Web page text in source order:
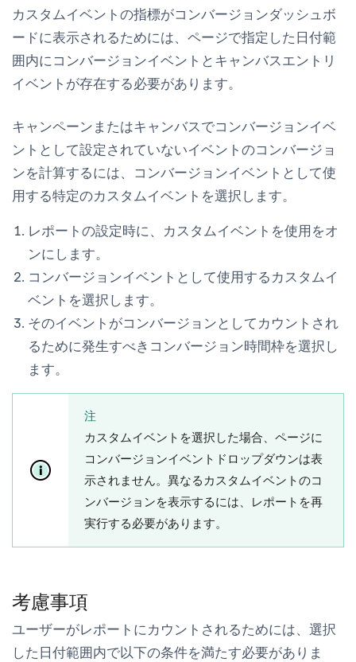
カスタムイベントの指標がコンバージョンダッシュボ
ードに表示されるためには、ページで指定した日付範
囲内にコンバージョンイベントとキャンバスエントリ
イベントが存在する必要があります。
キャンペーンまたはキャンバスでコンバージョンイベ
ントとして設定されていないイベントのコンバージョ
ンを計算するには、コンバージョンイベントとして使
用する特定のカスタムイベントを選択します。
レポートの設定時に、 カスタムイベントを使用をオ
ンにします。
コンバージョンイベントとして使用するカスタムイ
ベントを選択します。
そのイベントがコンバージョンとしてカウントされ
るために発生すべきコンバージョン時間枠を選択し
ます。
注
カスタムイベントを選択した場合、ページに
コンバージョンイベント ドロップダウンは表
示されません。異なるカスタムイベントのコ
ンバージョンを表示するには、レポートを再
実行する必要があります。
考慮事項
ユーザーがレポートにカウントされるためには、選択
した日付範囲内で以下の条件を満たす必要がありま